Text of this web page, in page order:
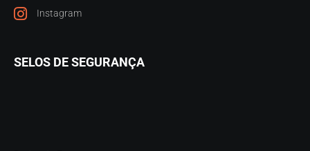
Instagram
SELOS DE SEGURANÇA